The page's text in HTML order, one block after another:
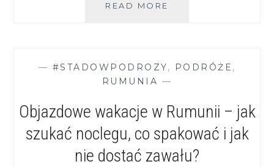
READ MORE
–
WARTO
PAMIĘTAĆ
I
NA
— #STADOWPODROZY, PODRÓŻE ,
RUMUNIA —
Objazdowe wakacje w Rumunii – jak
szukać noclegu, co spakować i jak
nie dostać zawału?